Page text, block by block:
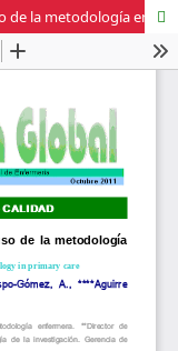
Factores asociados al incremento en el uso de la metodología enfermera en Atención Primaria